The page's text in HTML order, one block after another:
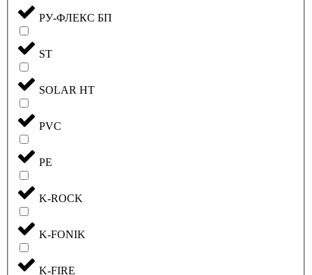
РУ-ФЛЕКС БП
ST
SOLAR HT
PVC
PE
K-ROCK
K-FONIK
K-FIRE